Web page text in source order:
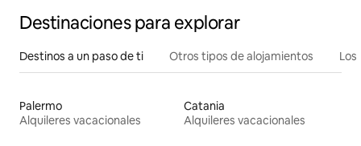
Destinaciones para explorar
Destinos a un paso de ti Otros tipos de alojamientos
Palermo
Alquileres vacacionales
Catania
Alquileres vacacionales